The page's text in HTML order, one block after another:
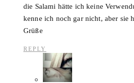
die Salami hätte ich keine
kenne ich noch gar nicht, aber sie
Grüße
REPLY